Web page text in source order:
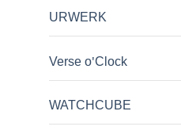
URWERK
Verse o'Clock
WATCHCUBE